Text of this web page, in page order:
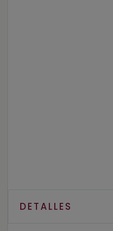
DETALLES